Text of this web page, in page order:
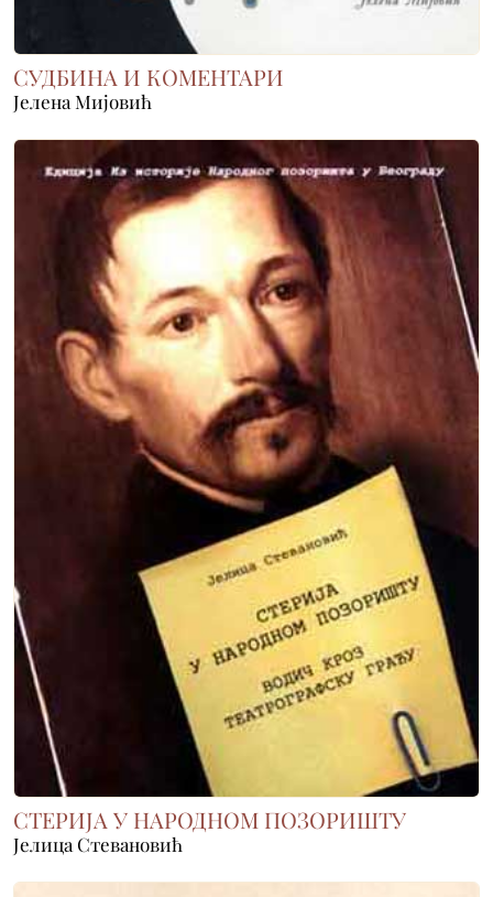
СУДБИНА И КОМЕНТАРИ
Јелена Мијовић
СТЕРИЈА У НАРОДНОМ ПОЗОРИШТУ
Јелица Стевановић